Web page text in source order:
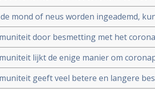
en ontsnappen aan eigen
de mond of neus worden ingeademd,
neusvaccins krijgen goedkeuring in
door besmetting met het
Omicron varianten BA.4 en BA.5
lijkt de enige manier om
ziet effectiviteit van vaccins binnen
bescherming meer.
geeft veel betere en langere